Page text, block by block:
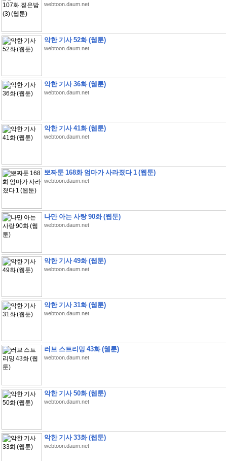
webtoon.daum.net
악한 기사 52화 (웹툰)
webtoon.daum.net
악한 기사 36화 (웹툰)
webtoon.daum.net
악한 기사 41화 (웹툰)
webtoon.daum.net
뽀짜툰 168화 엄마가 사라졌다 1 (웹툰)
webtoon.daum.net
나만 아는 사랑 90화 (웹툰)
webtoon.daum.net
악한 기사 49화 (웹툰)
webtoon.daum.net
악한 기사 31화 (웹툰)
webtoon.daum.net
러브 스트리밍 43화 (웹툰)
webtoon.daum.net
악한 기사 50화 (웹툰)
webtoon.daum.net
악한 기사 33화 (웹툰)
webtoon.daum.net